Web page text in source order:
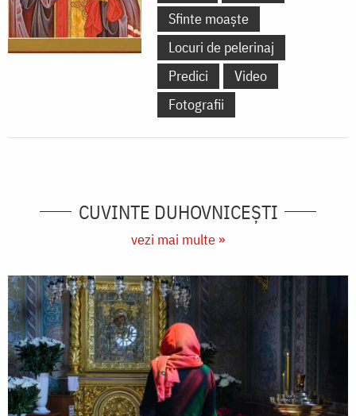
Sfinte moaște
Locuri de pelerinaj
Predici
Video
Fotografii
CUVINTE DUHOVNICEȘTI
vezi mai multe »